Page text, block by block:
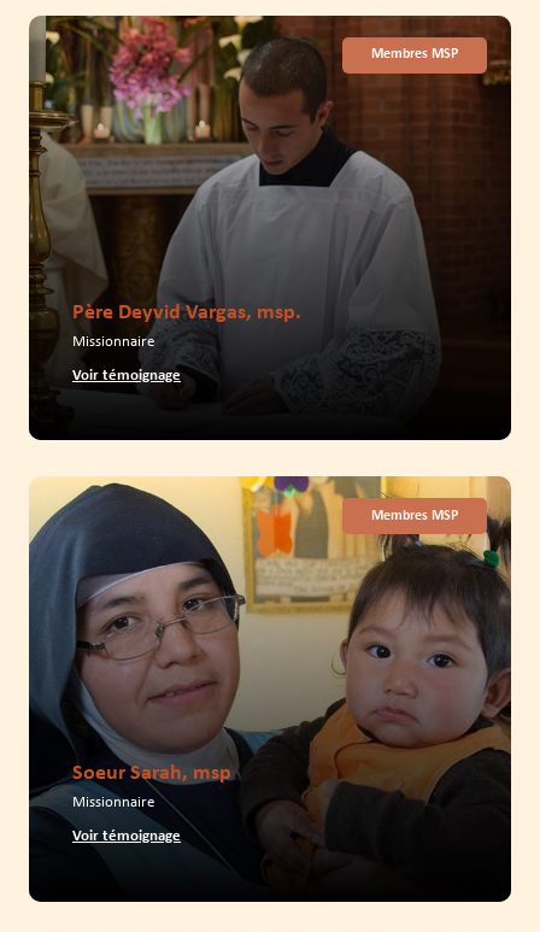
Membres MSP
Père Deyvid Vargas, msp.
Missionnaire
Voir témoignage
Membres MSP
Soeur Sarah, msp
Missionnaire
Voir témoignage